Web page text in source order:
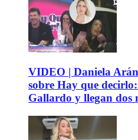
VIDEO | Daniela
sobre Hay que
Gallardo y llegan dos